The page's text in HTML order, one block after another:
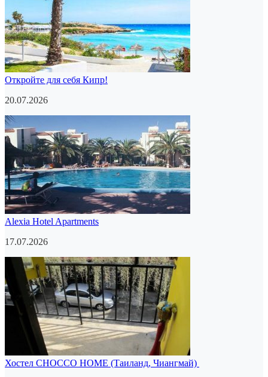
Откройте для себя Кипр!
20.07.2026
Alexia Hotel Apartments
17.07.2026
Хостел CHOCCO HOME (Таиланд, Чиангмай)